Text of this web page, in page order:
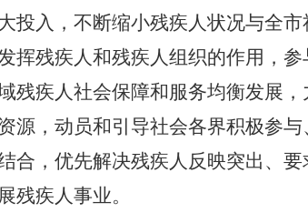
投入，不断缩小残疾人状况与全
挥残疾人和残疾人组织的作用，
残疾人社会保障和服务均衡发展
源，动员和引导社会各界积极参
合，优先解决残疾人反映突出、
残疾人事业。